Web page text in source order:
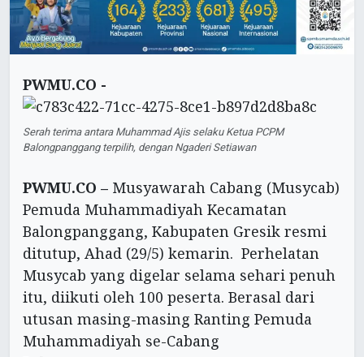
PWMU.CO -
Serah terima antara Muhammad Ajis selaku Ketua PCPM
Balongpanggang terpilih, dengan Ngaderi Setiawan
PWMU.CO – Musyawarah Cabang (Musycab)
Pemuda Muhammadiyah Kecamatan
Balongpanggang, Kabupaten Gresik resmi
ditutup, Ahad (29/5) kemarin. Perhelatan
Musycab yang digelar selama sehari penuh
itu, diikuti oleh 100 peserta. Berasal dari
utusan masing-masing Ranting Pemuda
Muhammadiyah se-Cabang